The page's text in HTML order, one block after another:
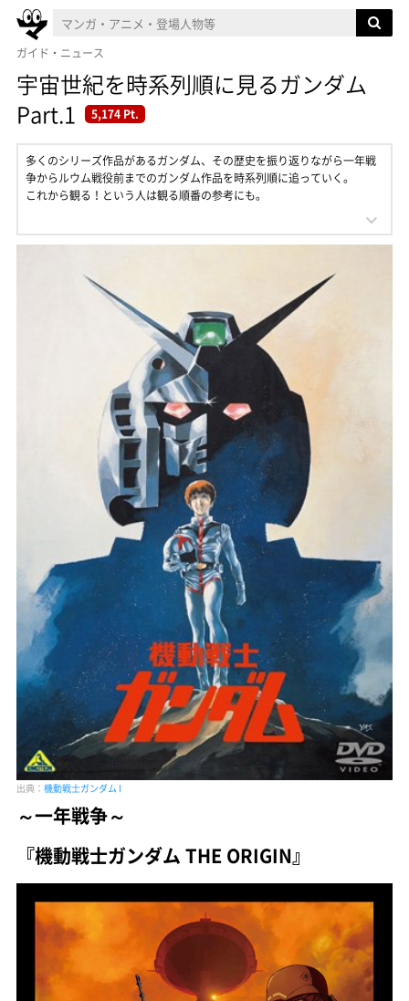
ガイド・ニュース
宇宙世紀を時系列順に見るガンダム
Part.1
5,174 Pt.
多くのシリーズ作品があるガンダム、その歴史を振り返りながら一年戦
争からルウム戦役前までのガンダム作品を時系列順に追っていく。
これから観る！という人は観る順番の参考にも。
出典： 機動戦士ガンダム I
～一年戦争～
『機動戦士ガンダム THE ORIGIN』